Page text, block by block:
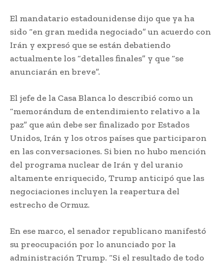
El mandatario estadounidense dijo que ya ha
sido “en gran medida negociado” un acuerdo con
Irán y expresó que se están debatiendo
actualmente los “detalles finales” y que “se
anunciarán en breve”.
El jefe de la Casa Blanca lo describió como un
“memorándum de entendimiento relativo a la
paz” que aún debe ser finalizado por Estados
Unidos, Irán y los otros países que participaron
en las conversaciones. Si bien no hubo mención
del programa nuclear de Irán y del uranio
altamente enriquecido, Trump anticipó que las
negociaciones incluyen la reapertura del
estrecho de Ormuz.
En ese marco, el senador republicano manifestó
su preocupación por lo anunciado por la
administración Trump. “Si el resultado de todo